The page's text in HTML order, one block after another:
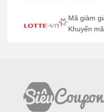
Mã giảm
Khuyến